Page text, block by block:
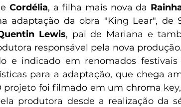
Cordélia, a filha mais nova da
adaptação da obra "King Lear", de
Lewis, pai de Mariana e
responsável pela nova produção.
e indicado em renomados
para a adaptação, que chega
projeto foi filmado em um chroma
produtora desde a realização da